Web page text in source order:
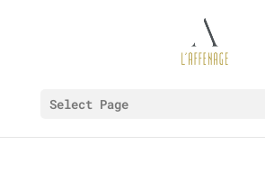
Select Page